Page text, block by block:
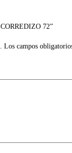
72”
Los campos